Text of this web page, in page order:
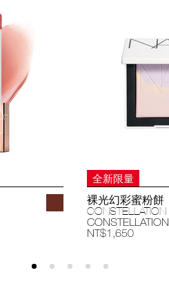
全新限量
裸光幻彩蜜粉餅
CONSTELLATION
CONSTELLATION
NT$1,650